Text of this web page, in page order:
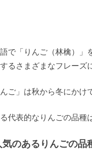
で「りんご（林檎）
るさまざまなフレーズ
ご」は秋から冬にかけ
代表的なりんごの品種
気のあるりんごの品